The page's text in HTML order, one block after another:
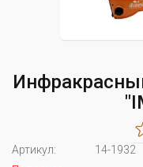
Артикул:
14-1932